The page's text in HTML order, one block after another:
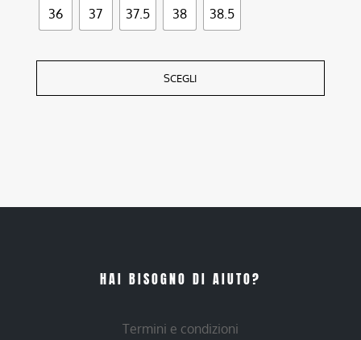
36 37 37.5 38 38.5
SCEGLI
HAI BISOGNO DI AIUTO?
Termini e condizioni